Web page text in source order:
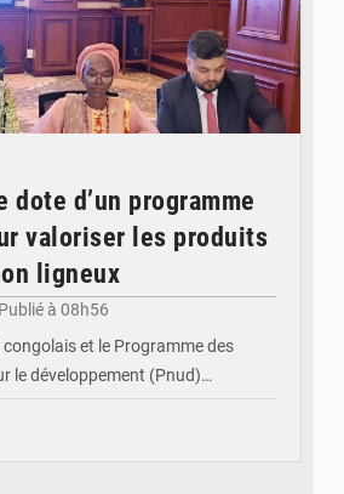
dote d’un programme
valoriser les produits
ligneux
Publié à 08h56
et le Programme des
le développement (Pnud)…